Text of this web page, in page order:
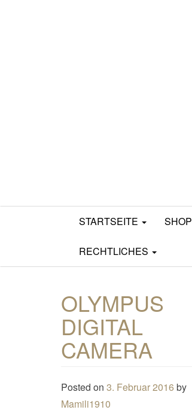
Mamili1910
STARTSEITE SHOP
RECHTLICHES
OLYMPUS
DIGITAL
CAMERA
Posted on 3. Februar 2016 by
Mamili1910